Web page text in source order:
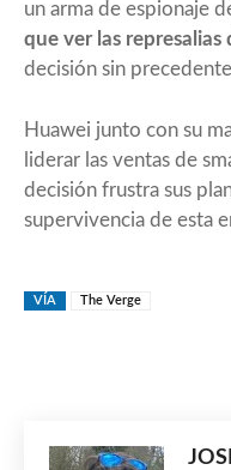
un arma de espionaje
que ver las
decisión sin
Huawei junto con su
liderar las ventas de
decisión frustra sus
supervivencia de esta
VÍA The Verge